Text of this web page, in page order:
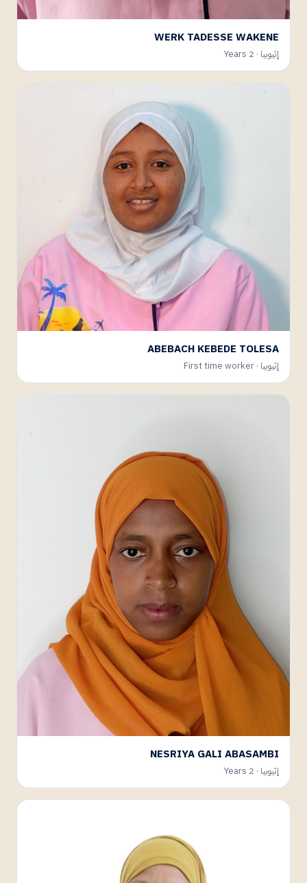
WERK TADESSE WAKENE
إثيوبيا · 2 Years
ABEBACH KEBEDE TOLESA
إثيوبيا · First time worker
NESRIYA GALI ABASAMBI
إثيوبيا · 2 Years